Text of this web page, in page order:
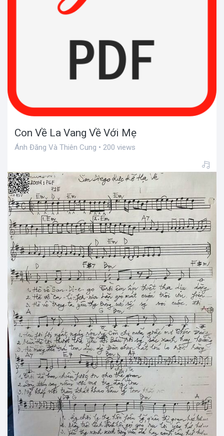
Con Về La Vang Về Với Mẹ
Ánh Đăng Và Thiên Cung • 200 views